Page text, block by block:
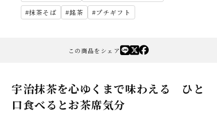
抹茶そば
銘茶 プチギフト
この商品をシェア
宇治抹茶を心ゆくまで味わえる ひと
口食べるとお茶席気分